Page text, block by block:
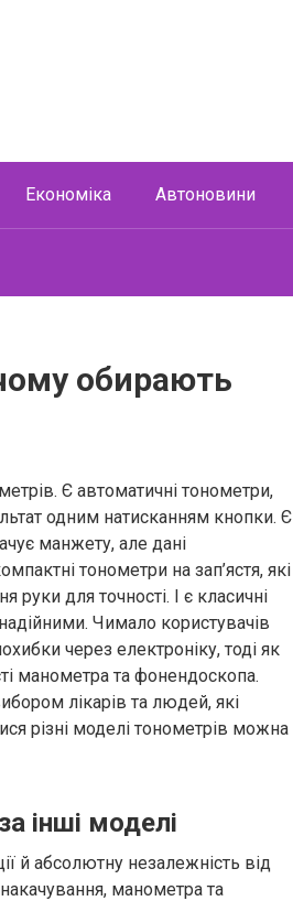
Економіка Автоновини
обирають
Є автоматичні тонометри,
одним натисканням кнопки. Є
манжету, але дані
тонометри на зап’ястя, які
для точності. І є класичні
Чимало користувачів
через електроніку, тоді як
манометра та фонендоскопа.
лікарів та людей, які
різні моделі тонометрів можна
інші моделі
й абсолютну незалежність від
манометра та